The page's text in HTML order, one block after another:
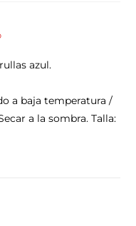
azul.
a baja temperatura /
a la sombra. Talla: